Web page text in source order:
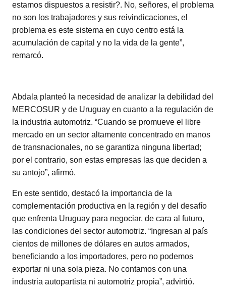
estamos dispuestos a resistir?. No, señores, el problema
no son los trabajadores y sus reivindicaciones, el
problema es este sistema en cuyo centro está la
acumulación de capital y no la vida de la gente”,
remarcó.
Abdala planteó la necesidad de analizar la debilidad del
MERCOSUR y de Uruguay en cuanto a la regulación de
la industria automotriz. “Cuando se promueve el libre
mercado en un sector altamente concentrado en manos
de transnacionales, no se garantiza ninguna libertad;
por el contrario, son estas empresas las que deciden a
su antojo”, afirmó.
En este sentido, destacó la importancia de la
complementación productiva en la región y del desafío
que enfrenta Uruguay para negociar, de cara al futuro,
las condiciones del sector automotriz. “Ingresan al país
cientos de millones de dólares en autos armados,
beneficiando a los importadores, pero no podemos
exportar ni una sola pieza. No contamos con una
industria autopartista ni automotriz propia”, advirtió.